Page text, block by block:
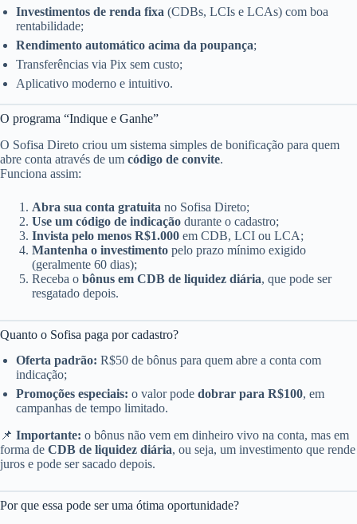
Investimentos de renda fixa (CDBs, LCIs e LCAs) com boa
rentabilidade;
Rendimento automático acima da poupança;
Transferências via Pix sem custo;
Aplicativo moderno e intuitivo.
O programa “Indique e Ganhe”
O Sofisa Direto criou um sistema simples de bonificação para quem
abre conta através de um código de convite.
Funciona assim:
Abra sua conta gratuita no Sofisa Direto;
Use um código de indicação durante o cadastro;
Invista pelo menos R$1.000 em CDB, LCI ou LCA;
Mantenha o investimento pelo prazo mínimo exigido
(geralmente 60 dias);
Receba o bônus em CDB de liquidez diária, que pode ser
resgatado depois.
Quanto o Sofisa paga por cadastro?
Oferta padrão: R$50 de bônus para quem abre a conta com
indicação;
Promoções especiais: o valor pode dobrar para R$100, em
campanhas de tempo limitado.
📌 Importante: o bônus não vem em dinheiro vivo na conta, mas em
forma de CDB de liquidez diária, ou seja, um investimento que rende
juros e pode ser sacado depois.
Por que essa pode ser uma ótima oportunidade?